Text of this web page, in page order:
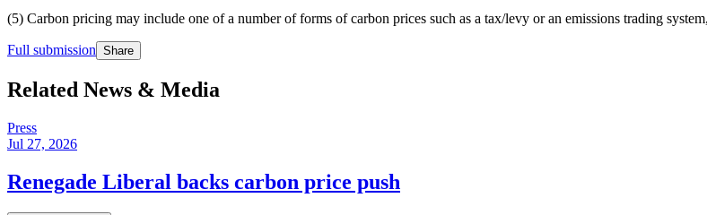
(5) Carbon pricing may include one of a number of forms of carbon prices such as a tax/levy or an emissions trading system, and may be combined with a form of carbon border adjustment mechanism.​​​​‌
Full submission​​​​‌ ‍ ​‍​‍‌‍ ‌ ​‍‌‍‍‌‌‍‌ ‌‍‍‌‌‍ ‍​‍​‍​ ‍‍​‍​‍‌ ​ ‌‍​‌‌‍ ‍‌‍‍‌‌ ‌​‌ ‍‌​‍ ‍‌‍‍‌‌‍ ​‍​‍​‍ ​​‍​‍‌‍‍​‌ ​‍‌‍‌‌‌‍‌‍​‍​‍​ ‍‍​‍​‍‌‍‍​‌ ‌​‌ ‌​‌ ​​​ ‍‍​‍ ​‍ ‌‍ ​‌‍ ‌‍​ ‌‍​‌‌‍ ​‌‍‍​‌‍ ‌ ​ ‌ ‌​​ ‍‍​ ​ ​ ​ ​ ​ ​ ​ ​‍ ‌‍‍‌‌‍ ‍‌ ‌​‌‍‌‌‌‍ ‍‌ ‌​​‍ ‌‍‌‌‌‍‌​‌‍‍‌‌ ‌​​‍ ‌‍ ‌‌‍ ‌‍‌​‌‍‌‌​ ‌‌ ​​‌ ​‍‌‍‌‌‌ ​ ‌‍‌‌‌‍ ‍‌ ‌​‌‍​‌‌ ‌​‌‍‍‌‌‍ ‌‍ ‍​ ‍ ‌‍‍‌‌‍‌​​ ‌‌‍‌​​ ‌ ​ ​ ​ ‍​‌‍‌‍​ ‌ ​ ‌‌​ ​‌​‍ ‌‌‍‌​‌‍​‍‌‍​‌‌‍​ ​‍ ‌​ ‌​​ ‌‍​ ‌​​ ​‌​‍ ‌​ ‍‌​ ​‍‌‍​‌‌‍‌‌​‍ ‌‌‍​‌‌‍​ ​ ‌​​ ‌‌​ ‌‍​ ​‍​ ‌​​ ‌​​ ​‍​ ‍​‌‍​‌​ ​‌​ ‍ ‌ ‌​‌ ‍‌‌ ​​‌‍‌‌​ ‌‌ ‌ ‌‍ ‌ ​‍‌‍‍ ​ ‍ ‌ ​​‌‍​‌‌ ‌​‌‍‍​​ ‌‌‍‌​‌‍ ‌ ‌ ‌‍ ‍‌‍ ​‌‍ ‌‍​‌‌‍‌​‌ ​ ‌​​‌‌‍ ‍‌‍‌​‌​ ​‌‍‍‌‌‍ ‍‌‍‍ ‌ ​ ​‍‌‌​ ‌‌‌​​‍‌‌ ‌‍‍ ‌‍‌‌‌ ‍‌​‍‌‌​ ​ ‌​‌​​‍‌‌​ ​ ‌​‌​​‍‌‌​ ​‍​ ​‍‌‍​‍​ ​​‌‍​‌​ ‍‌​ ​‌​ ‍‌‌‍​‌​ ‍‌​ ​‌​ ‌ ​ ‍‌​ ‌‍​‍‌‌​ ​‍​ ​‍​‍‌‌​ ‌‌‌​‌​​‍ ‍‌ ‌​‌‍‍‌‌ ‌​‌‍ ​‌‍‌‌​ ‌‍​‍‌‍​‌‌ ​ ‌‍‌‌‌‌‌‌‌ ​‍‌‍ ​​ ‌‌‍‍​‌ ‌​‌ ‌​‌ ​​​‍‌‌​ ​ ‌​​‌​‍‌‌​ ​‍‌​‌‍​‍‌‌​ ​‍‌​‌‍‌‍ ​‌‍ ‌‍​ ‌‍​‌‌‍ ​‌‍‍​‌‍ ‌ ​ ‌ ‌​​‍‌‌​ ​ ‌​​‌​ ​ ​ ​ ​ ​ ​ ​ ​‍‌‍‌‍‍‌‌‍‌​​ ‌‌‍‌​​ ‌ ​ ​ ​ ‍​‌‍‌‍​ ‌ ​ ‌‌​ ​‌​‍ ‌‌‍‌​‌‍​‍‌‍​‌‌‍​ ​‍ ‌​ ‌​​ ‌‍​ ‌​​ ​‌​‍ ‌​ ‍‌​ ​‍‌‍​‌‌‍‌‌​‍ ‌‌‍​‌‌‍​ ​ ‌​​ ‌‌​ ‌‍​ ​‍​ ‌​​ ‌​​ ​‍​ ‍​‌‍​‌​ ​‌​‍‌‍‌ ‌​‌ ‍‌‌ ​​‌‍‌‌​ ‌‌ ‌ ‌‍ ‌ ​‍‌‍‍ ​‍‌‍‌ ​​‌‍​‌‌ ‌​‌‍‍​​ ‌‌‍‌​‌‍ ‌ ‌ ‌‍ ‍‌‍ ​‌‍ ‌‍​‌‌‍‌​‌ ​ ‌​​‌‌‍ ‍‌‍‌​‌​ ​‌‍‍‌‌‍ ‍‌‍‍ ‌ ​ ​‍‌‌​ ‌‌‌​​‍‌‌ ‌‍‍ ‌‍‌‌‌ ‍‌​‍‌‌​ ​ ‌​‌​​‍‌‌​ ​ ‌​‌​​‍‌‌​ ​‍​ ​‍‌‍​‍​ ​​‌‍​‌​ ‍‌​ ​‌​ ‍‌‌‍​‌​ ‍‌​ ​‌​ ‌ ​ ‍‌​ ‌‍​‍‌‌​ ​‍​ ​‍​‍‌‌​ ‌‌‌​‌​​‍ ‍‌ ‌​‌‍‍‌‌ ‌​‌‍ ​‌‍‌‌​‍‌‍‌ ​​‌‍‌‌‌ ​‍‌ ​ ‌ ​​‌‍‌‌‌‍​ ‌ ‌​‌‍‍‌‌ ‌‍‌‍‌‌​ ‌‌ ​​‌ ‌‌‌‍​‍‌‍ ​‌‍‍‌‌ ​ ‌‍‍​‌‍‌‌‌‍‌​​‍​‍‌ ‌ Share
Related News & Media
Press
Jul 27, 2026
Renegade Liberal backs carbon price push​​​​‌ ‍ ​‍​‍‌‍ ‌ ​‍‌‍‍‌‌‍‌ ‌‍‍‌‌‍ ‍​‍​‍​ ‍‍​‍​‍‌ ​ ‌‍​‌‌‍ ‍‌‍‍‌‌ ‌​‌ ‍‌​‍ ‍‌‍‍‌‌‍ ​‍​‍​‍ ​​‍​‍‌‍‍​‌ ​‍‌‍‌‌‌‍‌‍​‍​‍​ ‍‍​‍​‍‌‍‍​‌ ‌​‌ ‌​‌ ​​​ ‍‍​‍ ​‍ ‌‍ ​‌‍ ‌‍​ ‌‍​‌‌‍ ​‌‍‍​‌‍ ‌ ​ ‌ ‌​​ ‍‍​ ​ ​ ​ ​ ​ ​ ​ ​‍ ‌‍‍‌‌‍ ‍‌ ‌​‌‍‌‌‌‍ ‍‌ ‌​​‍ ‌‍‌‌‌‍‌​‌‍‍‌‌ ‌​​‍ ‌‍ ‌‌‍ ‌‍‌​‌‍‌‌​ ‌‌ ​​‌ ​‍‌‍‌‌‌ ​ ‌‍‌‌‌‍ ‍‌ ‌​‌‍​‌‌ ‌​‌‍‍‌‌‍ ‌‍ ‍​ ‍ ‌‍‍‌‌‍‌​​ ‌‌‍‌​‌‍​ ‌‍‌‌​ ​ ​ ‍‌​ ​‍‌‍​‍‌‍‌​​‍ ‌‌‍‌​‌‍​ ​ ‌‍‌‍‌​​‍ ‌​ ‌​​ ​‌‌‍​‍​ ‌​​‍ ‌‌‍​‍‌‍​ ​ ‌​‌‍​‍​‍ ‌​ ​‍​ ‌‌‌‍‌‌‌‍‌‍​ ​‍‌‍​‍​ ‌ ‌‍‌​‌‍​‌​ ‌​​ ​‌​ ​‌​ ‍ ‌ ‌​‌ ‍‌‌ ​​‌‍‌‌​ ‌‌‍ ‍‌‍‌‌‌ ‌ ‌ ​ ​ ‍ ‌ ​​‌‍​‌‌ ‌​‌‍‍​​ ‌‌ ‌​‌‍‍‌‌ ‌​‌‍ ​‌‍‌‌​ ‌‍​‍‌‍​‌‌ ​ ‌‍‌‌‌‌‌‌‌ ​‍‌‍ ​​ ‌‌‍‍​‌ ‌​‌ ‌​‌ ​​​‍‌‌​ ​ ‌​​‌​‍‌‌​ ​‍‌​‌‍​‍‌‌​ ​‍‌​‌‍‌‍ ​‌‍ ‌‍​ ‌‍​‌‌‍ ​‌‍‍​‌‍ ‌ ​ ‌ ‌​​‍‌‌​ ​ ‌​​‌​ ​ ​ ​ ​ ​ ​ ​ ​‍‌‍‌‍‍‌‌‍‌​​ ‌‌‍‌​‌‍​ ‌‍‌‌​ ​ ​ ‍‌​ ​‍‌‍​‍‌‍‌​​‍ ‌‌‍‌​‌‍​ ​ ‌‍‌‍‌​​‍ ‌​ ‌​​ ​‌‌‍​‍​ ‌​​‍ ‌‌‍​‍‌‍​ ​ ‌​‌‍​‍​‍ ‌​ ​‍​ ‌‌‌‍‌‌‌‍‌‍​ ​‍‌‍​‍​ ‌ ‌‍‌​‌‍​‌​ ‌​​ ​‌​ ​‌​‍‌‍‌ ‌​‌ ‍‌‌ ​​‌‍‌‌​ ‌‌‍ ‍‌‍‌‌‌ ‌ ‌ ​ ​‍‌‍‌ ​​‌‍​‌‌ ‌​‌‍‍​​ ‌‌ ‌​‌‍‍‌‌ ‌​‌‍ ​‌‍‌‌​‍‌‍‌ ​​‌‍‌‌‌ ​‍‌ ​ ‌ ​​‌‍‌‌‌‍​ ‌ ‌​‌‍‍‌‌ ‌‍‌‍‌‌​ ‌‌ ​​‌ ‌‌‌‍​‍‌‍ ​‌‍‍‌‌ ​ ‌‍‍​‌‍‌‌‌‍‌​​‍​‍‌ ‌